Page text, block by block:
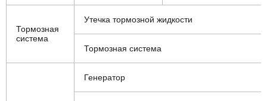
Тормозная
система
Утечка тормозной жидкости
Тормозная система
Генератор